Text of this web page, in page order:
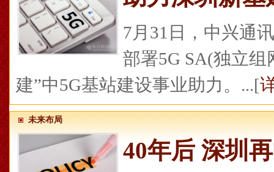
7月31日，中兴通
部署5G SA(独立
建”中5G基站建设事业助力。...[
未来布局
40年后 深圳